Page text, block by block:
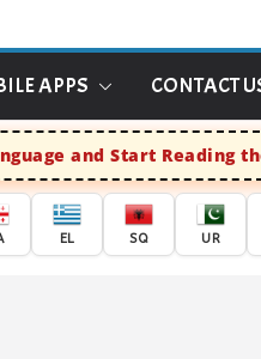
APPS CONTACT
and Start Reading
EL SQ UR